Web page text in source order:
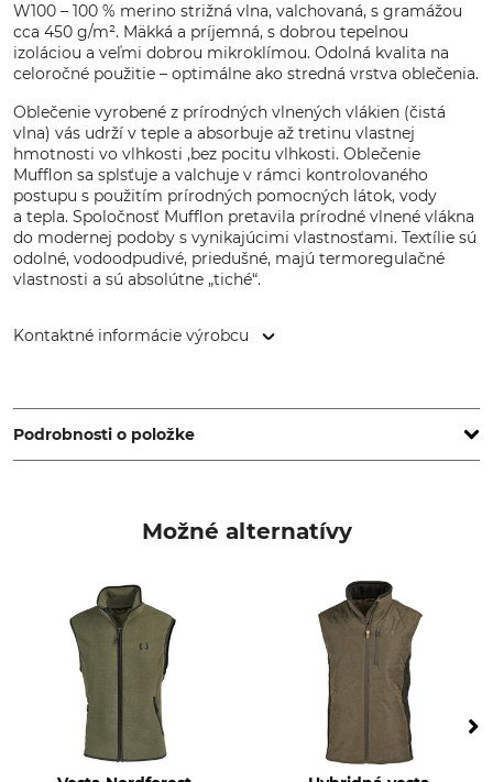
W100 – 100 % merino strižná vlna, valchovaná, s gramážou
cca 450 g/m². Mäkká a príjemná, s dobrou tepelnou
izoláciou a veľmi dobrou mikroklímou. Odolná kvalita na
celoročné použitie – optimálne ako stredná vrstva oblečenia.
Oblečenie vyrobené z prírodných vlnených vlákien (čistá
vlna) vás udrží v teple a absorbuje až tretinu vlastnej
hmotnosti vo vlhkosti ,bez pocitu vlhkosti. Oblečenie
Mufflon sa splsťuje a valchuje v rámci kontrolovaného
postupu s použitím prírodných pomocných látok, vody
a tepla. Spoločnosť Mufflon pretavila prírodné vlnené vlákna
do modernej podoby s vynikajúcimi vlastnosťami. Textílie sú
odolné, vodoodpudivé, priedušné, majú termoregulačné
vlastnosti a sú absolútne „tiché“.
Kontaktné informácie výrobcu
23812 Wahlstedt, Germany, www.mufflon.com
Podrobnosti o položke
Pranie jemnej bielizne/vlny
Bielenie
Nebieľte
Nesušte v sušičke
Žehlenie
Žehlenie do 150 °C
Profesionálna starostlivosť
Nečistite nasucho
Možné alternatívy